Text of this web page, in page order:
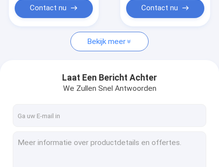
Nieuws
roestvrij staal vierkante buis
Roestvrij staal Rechthoekige Buis
Contact nu Contact nu
Bekijk meer
Laat Een Bericht Achter
We Zullen Snel Antwoorden